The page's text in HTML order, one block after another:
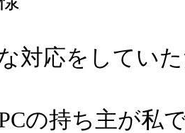
対応をしてい
の持ち主が私